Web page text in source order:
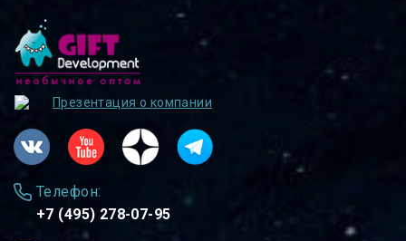
Презентация о компании
Телефон:
+7 (495) 278-07-95